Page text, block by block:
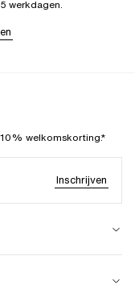
werkdagen.
welkomskorting.*
Inschrijven